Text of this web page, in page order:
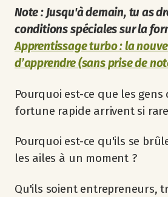
Note : Jusqu'à demain, tu as
conditions spéciales sur la
Apprentissage turbo : la
d’apprendre (sans prise de
Pourquoi est-ce que les
fortune rapide arrivent si
Pourquoi est-ce qu'ils se
les ailes à un moment ?
Qu'ils soient entrepreneurs,